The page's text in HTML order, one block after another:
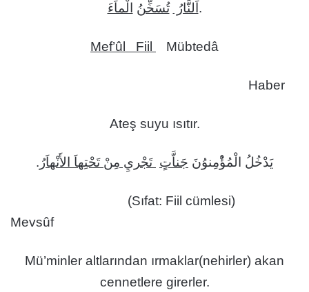
اَلنَّارُ تُسَخِّنُ الْماَءَ .
Mef’ûl Fiil Mübtedâ
Haber
Ateş suyu ısıtır.
يَدْخُلُ الْمُؤُْمِنوُنَ جَناَّت تَجْريِ مِنْ تَحْتِهاَ الأَنْهاَرُ .
(Sıfat: Fiil cümlesi)
Mevsûf
Mü’minler altlarından ırmaklar(nehirler) akan
cennetlere girerler.